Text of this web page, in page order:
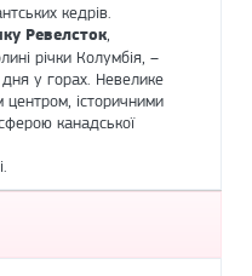
кедрів.
Ревелсток
річки Колумбія, –
у горах. Невелике
центром, історичними
канадської